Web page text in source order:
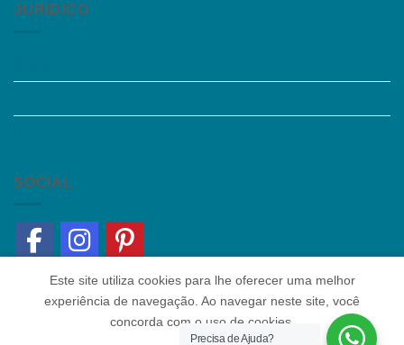
JURÍDICO
SOCIAL
Precisa de Ajuda?
Este site utiliza cookies para lhe oferecer uma melhor
experiência de navegação. Ao navegar neste site, você
concorda com o uso de cookies.